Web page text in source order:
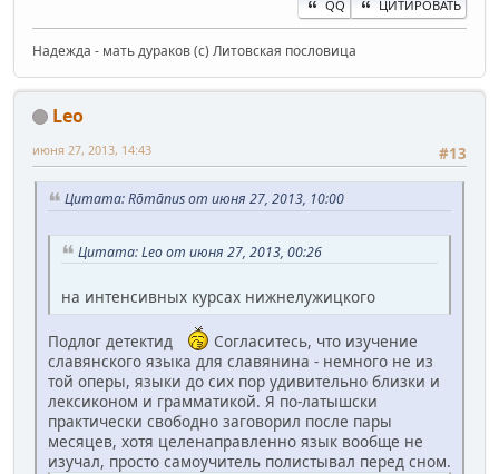
QQ ЦИТИРОВАТЬ
Надежда - мать дураков (с) Литовская пословица
Leo
#13
июня 27, 2013, 14:43
Цитата: Rōmānus от июня 27, 2013, 10:00
Цитата: Leo от июня 27, 2013, 00:26
на интенсивных курсах нижнелужицкого
Подлог детектид
Согласитесь, что изучение
славянского языка для славянина - немного не из
той оперы, языки до сих пор удивительно близки и
лексиконом и грамматикой. Я по-латышски
практически свободно заговорил после пары
месяцев, хотя целенаправленно язык вообще не
изучал, просто самоучитель полистывал перед сном.